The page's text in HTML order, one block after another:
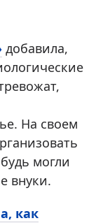
добавила,
На своем
могли
внуки.
как